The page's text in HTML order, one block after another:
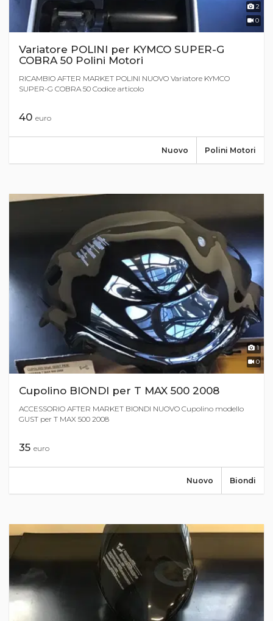
2
0
Variatore POLINI per KYMCO SUPER-G
COBRA 50 Polini Motori
RICAMBIO AFTER MARKET POLINI NUOVO Variatore KYMCO
SUPER-G COBRA 50 Codice articolo
40 euro
Polini Motori
Nuovo
1
0
Cupolino BIONDI per T MAX 500 2008
ACCESSORIO AFTER MARKET BIONDI NUOVO Cupolino modello
GUST per T MAX 500 2008
35 euro
Biondi
Nuovo